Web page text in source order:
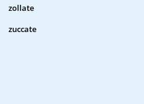
zollate
zuccate